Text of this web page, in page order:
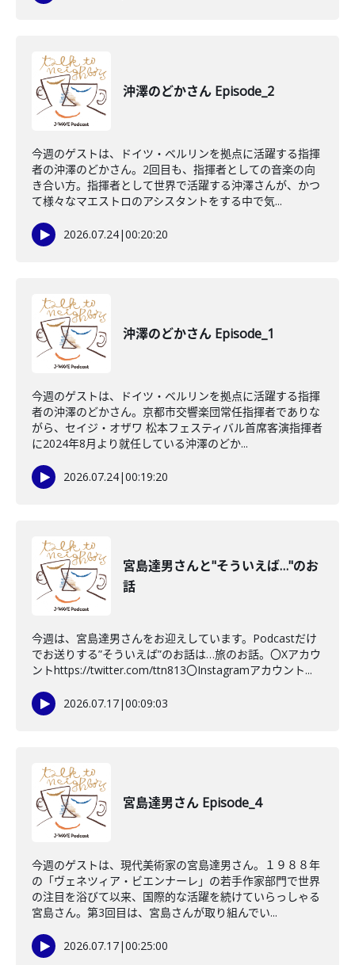
沖澤のどかさん Episode_2
今週のゲストは、ドイツ・ベルリンを拠点に活躍する指揮
者の沖澤のどかさん。2回目も、指揮者としての音楽の向
き合い方。指揮者として世界で活躍する沖澤さんが、かつ
て様々なマエストロのアシスタントをする中で気...
2026.07.24|00:20:20
沖澤のどかさん Episode_1
今週のゲストは、ドイツ・ベルリンを拠点に活躍する指揮
者の沖澤のどかさん。京都市交響楽団常任指揮者でありな
がら、セイジ・オザワ 松本フェスティバル首席客演指揮者
に2024年8月より就任している沖澤のどか...
2026.07.24|00:19:20
宮島達男さんと"そういえば…"のお
話
今週は、宮島達男さんをお迎えしています。Podcastだけ
でお送りする”そういえば”のお話は…旅のお話。〇Xアカウ
ントhttps://twitter.com/ttn813〇Instagramアカウント...
2026.07.17|00:09:03
宮島達男さん Episode_4
今週のゲストは、現代美術家の宮島達男さん。１９８８年
の「ヴェネツィア・ビエンナーレ」の若手作家部門で世界
の注目を浴びて以来、国際的な活躍を続けていらっしゃる
宮島さん。第3回目は、宮島さんが取り組んでい...
2026.07.17|00:25:00